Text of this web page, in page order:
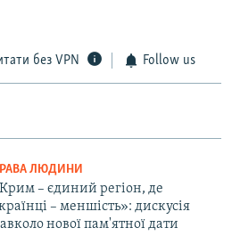
без VPN Follow us
ЛЮДИНИ
– єдиний регіон, де
– меншість»: дискусія
нової пам'ятної дати